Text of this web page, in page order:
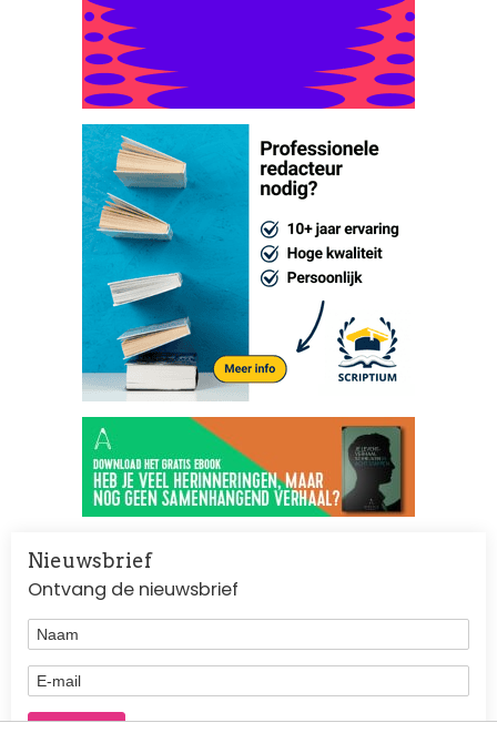
Nieuwsbrief
Ontvang de nieuwsbrief
Naam
E-mail